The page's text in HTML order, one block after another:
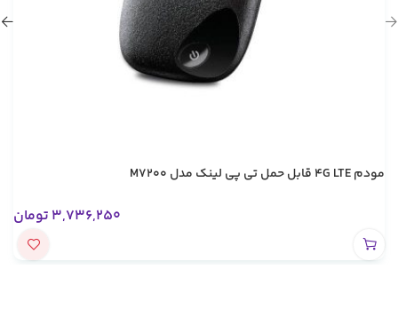
مودم 4G LTE قابل حمل تی پی لینک مدل M7200
3,736,250 تومان